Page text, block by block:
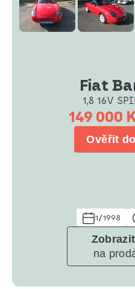
1,8 16V
149 000
Ověřit
1/1998
na